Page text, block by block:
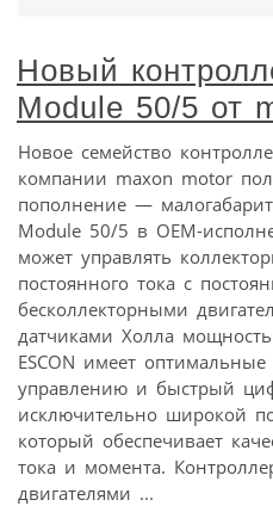
Новый
Module 50/5 от
Новое семейство
компании maxon motor
пополнение —
Module 50/5 в OEM-
может управлять
постоянного тока с
бесколлекторными
датчиками Холла
ESCON имеет оптимальные
управлению и быстрый
исключительно широкой
который обеспечивает
тока и момента.
двигателями ...